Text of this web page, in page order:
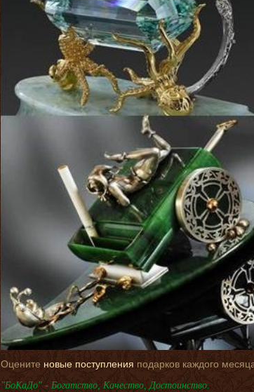
Оценитеновые поступленияподарков каждого
"БоКаДо" - Богатство, Качество, Достоинство.